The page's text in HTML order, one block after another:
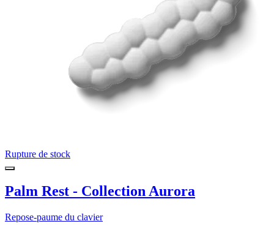
Rupture de stock
Palm Rest - Collection Aurora
Repose-paume du clavier